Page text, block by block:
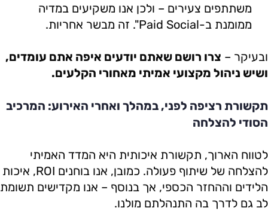
משתתפים צעירים – ולכן אנו משקיעים במדיה
ממומנת ב-Paid Social". זה מבשר אחריות.
ובעיקר – צרו רושם שאתם יודעים איפה אתם עומדים,
ושיש ניהול מקצועי אמיתי מאחורי הקלעים.
תקשורת רציפה לפני, במהלך ואחרי האירוע: המרכיב
הסודי להצלחה
לטווח הארוך, תקשורת איכותית היא המדד האמיתי
להצלחה של שיתוף פעולה. כמובן, אנו בוחנים ROI, איכות
הלידים וההחזר הכספי, אך בנוסף – אנו מקדישים תשומת
לב גם לדרך בה התנהלתם מולנו.